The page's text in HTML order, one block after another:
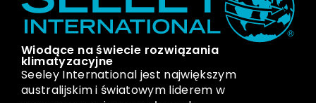
Wiodące na świecie rozwiązania
klimatyzacyjne
Seeley International jest największym
australijskim i światowym liderem w